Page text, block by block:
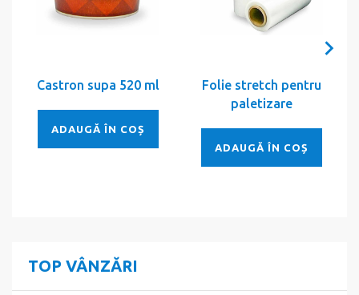
Castron supa 520 ml
ADAUGĂ ÎN COȘ
Folie stretch pentru
paletizare
ADAUGĂ ÎN COȘ
TOP VÂNZĂRI